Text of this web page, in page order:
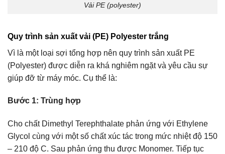
Vải PE (polyester)
Quy trình sản xuất vải (PE) Polyester trắng
Vì là một loại sợi tổng hợp nên quy trình sản xuất PE
(Polyester) được diễn ra khá nghiêm ngặt và yêu cầu sự
giúp đỡ từ máy móc. Cụ thể là:
Bước 1: Trùng hợp
Cho chất Dimethyl Terephthalate phản ứng với Ethylene
Glycol cùng với một số chất xúc tác trong mức nhiệt độ 150
– 210 độ C. Sau phản ứng thu được Monomer. Tiếp tục